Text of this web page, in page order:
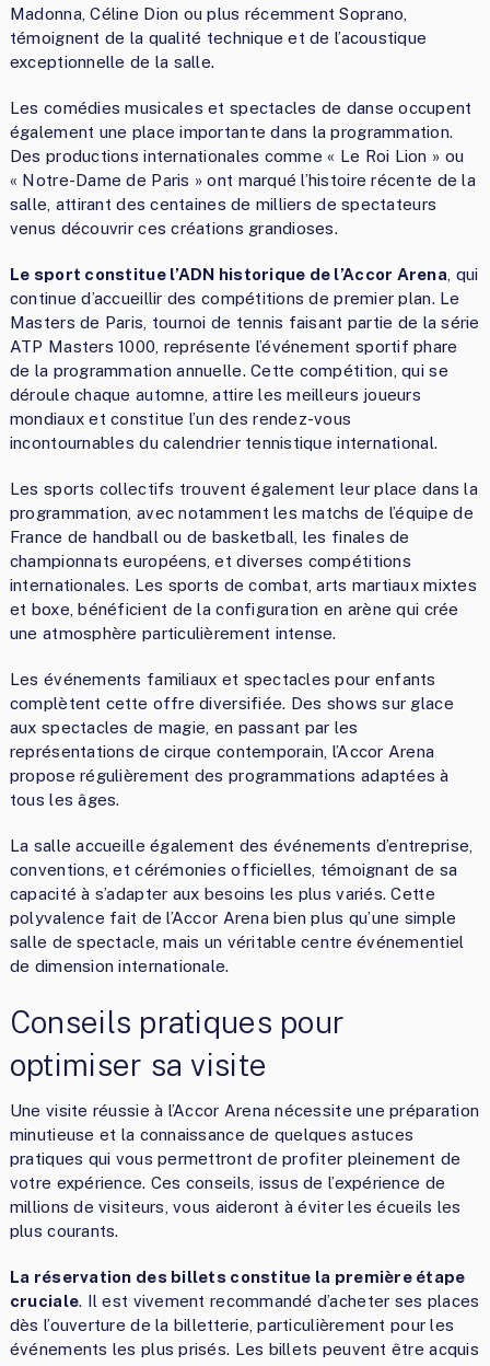
Madonna, Céline Dion ou plus récemment Soprano,
témoignent de la qualité technique et de l’acoustique
exceptionnelle de la salle.
Les comédies musicales et spectacles de danse occupent
également une place importante dans la programmation.
Des productions internationales comme « Le Roi Lion » ou
« Notre-Dame de Paris » ont marqué l’histoire récente de la
salle, attirant des centaines de milliers de spectateurs
venus découvrir ces créations grandioses.
Le sport constitue l’ADN historique de l’Accor Arena , qui
continue d’accueillir des compétitions de premier plan. Le
Masters de Paris, tournoi de tennis faisant partie de la série
ATP Masters 1000, représente l’événement sportif phare
de la programmation annuelle. Cette compétition, qui se
déroule chaque automne, attire les meilleurs joueurs
mondiaux et constitue l’un des rendez-vous
incontournables du calendrier tennistique international.
Les sports collectifs trouvent également leur place dans la
programmation, avec notamment les matchs de l’équipe de
France de handball ou de basketball, les finales de
championnats européens, et diverses compétitions
internationales. Les sports de combat, arts martiaux mixtes
et boxe, bénéficient de la configuration en arène qui crée
une atmosphère particulièrement intense.
Les événements familiaux et spectacles pour enfants
complètent cette offre diversifiée. Des shows sur glace
aux spectacles de magie, en passant par les
représentations de cirque contemporain, l’Accor Arena
propose régulièrement des programmations adaptées à
tous les âges.
La salle accueille également des événements d’entreprise,
conventions, et cérémonies officielles, témoignant de sa
capacité à s’adapter aux besoins les plus variés. Cette
polyvalence fait de l’Accor Arena bien plus qu’une simple
salle de spectacle, mais un véritable centre événementiel
de dimension internationale.
Conseils pratiques pour
optimiser sa visite
Une visite réussie à l’Accor Arena nécessite une préparation
minutieuse et la connaissance de quelques astuces
pratiques qui vous permettront de profiter pleinement de
votre expérience. Ces conseils, issus de l’expérience de
millions de visiteurs, vous aideront à éviter les écueils les
plus courants.
La réservation des billets constitue la première étape
cruciale. Il est vivement recommandé d’acheter ses places
dès l’ouverture de la billetterie, particulièrement pour les
événements les plus prisés. Les billets peuvent être acquis